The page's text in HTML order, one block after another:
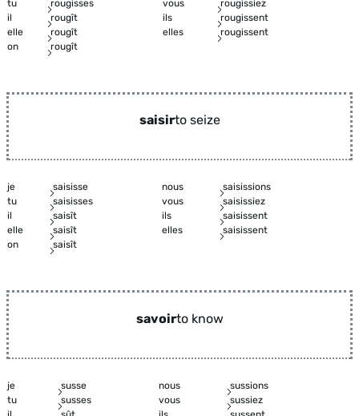
tu
rougisses vous
rougissiez
il
rougît ils
rougissent
elle
rougît elles
rougissent
on
rougît
saisirto seize
je saisisse nous
saisissions
tu
saisisses vous
saisissiez
il
saisît ils
saisissent
elle
saisît elles
saisissent
on
saisît
savoirto know
je susse nous
sussions
tu
susses vous
sussiez